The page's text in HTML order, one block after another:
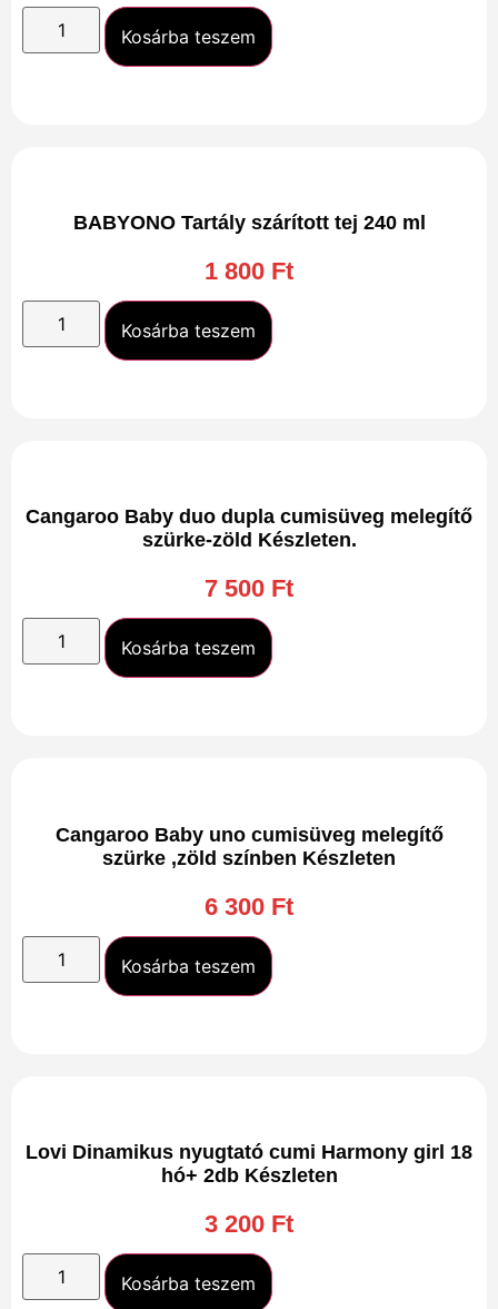
Kosárba teszem
BABYONO Tartály szárított tej 240 ml
1 800 Ft
Kosárba teszem
Cangaroo Baby duo dupla cumisüveg melegítő
szürke-zöld Készleten.
7 500 Ft
Kosárba teszem
Cangaroo Baby uno cumisüveg melegítő
szürke ,zöld színben Készleten
6 300 Ft
Kosárba teszem
Lovi Dinamikus nyugtató cumi Harmony girl 18
hó+ 2db Készleten
3 200 Ft
Kosárba teszem